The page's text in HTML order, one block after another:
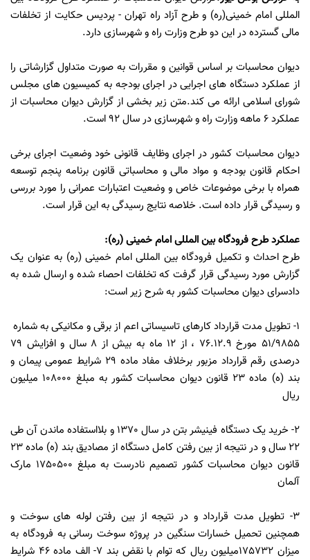
المللی امام خمینی(ره) و طرح آزاد راه تهران - پردیس حکایت از تخلفات
مالی گسترده در این دو طرح وزارت راه و شهرسازی دارد.
دیوان محاسبات بر اساس قوانین و مقررات به صورت متداول گزارشاتی را
از عملکرد دستگاه های اجرایی در اجرای بودجه به کمیسیون های مجلس
شورای اسلامی ارائه می کند.متن زیر بخشی از گزارش دیوان محاسبات از
عملکرد 6 ماهه وزارت راه و شهرسازی در سال 92 است.
دیوان محاسبات کشور در اجرای وظایف قانونی خود وضعیت اجرای برخی
احکام قانون بودجه و مواد مالی و محاسباتی قانون برنامه پنجم توسعه
همراه با برخی موضوعات خاص و وضعیت اعتبارات عمرانی را مورد بررسی
و رسیدگی قرار داده است. خلاصه نتایج رسیدگی به این قرار است.
عملکرد طرح فرودگاه بین المللی امام خمینی (ره):
طرح احداث و تکمیل فرودگاه بین المللی امام خمینی (ره) به عنوان یک
گزارش مورد رسیدگی قرار گرفت که تخلفات احصاء شده و ارسال شده به
دادسرای دیوان محاسبات کشور به شرح زیر است:
1- تطویل مدت قرارداد کارهای تاسیساتی اعم از برقی و مکانیکی به شماره
51/9855 مورخ 76.12.9 ، از 12 ماه به بیش از 8 سال و افزایش 79
درصدی رقم قرارداد مزبور برخلاف مفاد ماده 29 شرایط عمومی پیمان و
بند (ه) ماده 23 قانون دیوان محاسبات کشور به مبلغ 108000 میلیون
ریال
2- خرید یک دستگاه فینیشر بتن در سال 1370 و بلااستفاده ماندن آن طی
22 سال و در نتیجه از بین رفتن کامل دستگاه از مصادیق بند (ه) ماده 23
قانون دیوان محاسبات کشور تصمیم نادرست به مبلغ 1750500 مارک
آلمان
3- تطویل مدت قرارداد و در نتیجه از بین رفتن لوله های سوخت و
همچنین تحمیل خسارات سنگین در پروژه سوخت رسانی به فرودگاه به
میزان 175732میلیون ریال که توام با نقض بند 7- الف ماده 46 شرایط